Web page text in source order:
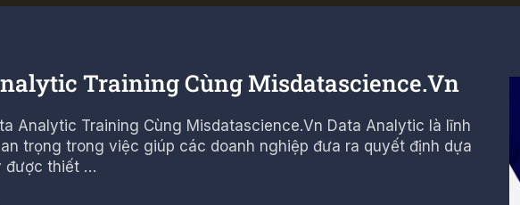
Training Cùng Misdatascience.Vn
Analytic Training Cùng Misdatascience.Vn Data Analytic là lĩnh
trọng trong việc giúp các doanh nghiệp đưa ra quyết định dựa
được thiết …